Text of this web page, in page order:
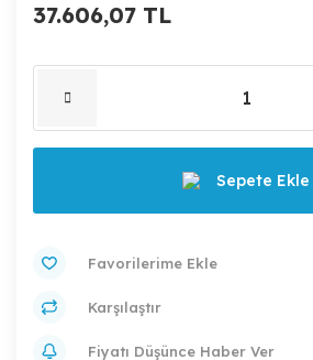
37.606,07 TL
Sepete Ekle
Karşılaştır
Fiyatı Düşünce Haber Ver